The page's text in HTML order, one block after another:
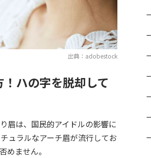
出典：adobestock
ハの字を脱却して
眉は、国民的アイドルの影響に
ュラルなアーチ眉が流行してお
めません。